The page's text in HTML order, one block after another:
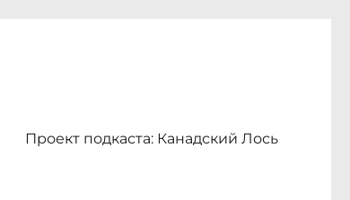
Проект подкаста: Канадский Лось